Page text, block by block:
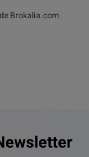
de Brokalia.com